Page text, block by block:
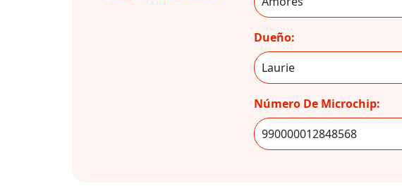
Dueño:
Número De Microchip: